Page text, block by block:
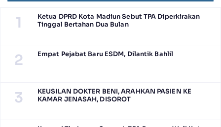
1
Ketua DPRD Kota Madiun Sebut TPA Diperkirakan
Tinggal Bertahan Dua Bulan
2 Empat Pejabat Baru ESDM, Dilantik Bahlil
3
KEUSILAN DOKTER BENI, ARAHKAN PASIEN KE
KAMAR JENASAH, DISOROT